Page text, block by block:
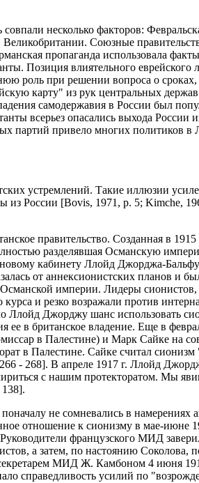
несколько факторов:
Союзные
пропаганда использовала
Позиция влиятельного
роль при решении вопроса о
карту" из рук центральных держав
самодержавия в России был
всерьез опасались выхода России
партий привело многих политиков
устремлений. Такие иллюзии
России [Bovis, 1971, p. 5; Kimche,
правительство. Созданная в 1915
разделявшая Османскую
кабинету Ллойд Джорджа-
от аннексионистских планов и
империи. Лидеры
и резко возражали против
Ллойд Джорджу шанс использовать
в британское владение. Еще в
в Палестине) и Марк Сайке на
в Палестине. Сайке считал
- 268]. В апреле 1917 г. Ллойд
с нашим протекторатом. Мы
138].
не сомневались в намерениях
отношение к сионизму в мае-июне
французского МИД
а затем, по настоянию Соколова,
МИД Ж. Камбоном 4 июня
справедливость усилий по